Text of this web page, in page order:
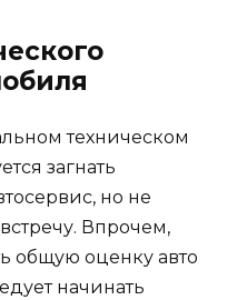
техническом
загнать
но не
Впрочем,
общую оценку авто
начинать